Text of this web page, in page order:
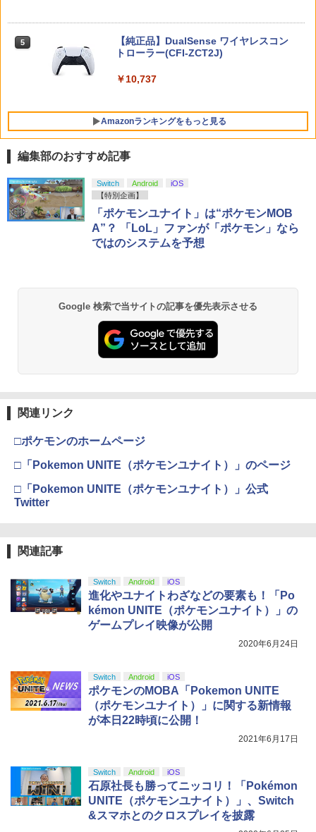
tendo Switch 2 Edition 日本限定版
典】コスチューム「ララ・クロフト・サ
バイバー(仮)」（ゲーム内コンテンツ）)
￥7,012
られるゲーム機器収納ケース スマート
】 smart 小型ゲーム機収納 ボックス Sw
itch スイッチ Lite 充電ドック ケーブル
コントローラー 周辺機器 蓋付き 一括収
白 黒 10312 10313 YAMAZAKI
￥3,190
￥7,920
ンラインコード版
5
【純正品】DualSense ワイヤレスコン
トローラー(CFI-ZCT2J)
￥10,737
Amazonランキングをもっと見る
1
【純正品】Xbox ワイヤレス コントロー
ラー + USB-C® ケーブル
￥8,300
￥7,681
【純正品】Xbox ワイヤレス コントロー
ラー (カーボンブラック)
B-C ケーブル
￥2,618
5
s X|S 対応の高精度 H パターン シフター
￥14,141
1
劇場版「鬼滅の刃」無限城編 第一章 猗
窩座再来 通常版 [Blu-ray]
￥3,982
￥3,523
り来たる！スタジオ描き下ろしイラスト
『映画 ラブライブ！蓮ノ空女学院スクー
ルアイドルクラブ Bloom Garden Part
￥8,589
編集部のおすすめ記事
Switch Android
iOS
【特別企画】
「ポケモンユナイト」は“ポケモンMOB
A”？ 「LoL」ファンが「ポケモン」なら
ではのシステムを予想
Google 検索で当サイトの記事を優先表示させる
関連リンク
□ポケモンのホームページ
□「Pokemon UNITE（ポケモンユナイト）」のページ
□「Pokemon UNITE（ポケモンユナイト）」公式
Twitter
関連記事
Switch Android iOS
進化やユナイトわざなどの要素も！「Po
kémon UNITE（ポケモンユナイト）」の
ゲームプレイ映像が公開
2020年6月24日
Switch Android iOS
ポケモンのMOBA「Pokemon UNITE
（ポケモンユナイト）」に関する新情報
が本日22時頃に公開！
2021年6月17日
Switch Android iOS
石原社長も勝ってニッコリ！「Pokémon
UNITE（ポケモンユナイト）」、Switch
&スマホとのクロスプレイを披露